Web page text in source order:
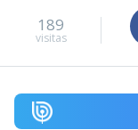
189
visitas